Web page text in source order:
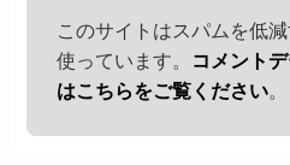
このサイトはスパムを低
使っています。
コメント
はこちらをご覧ください。